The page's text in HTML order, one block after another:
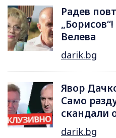
Радев
Велева
darik.bg
Явор
Само
скандали
darik.bg